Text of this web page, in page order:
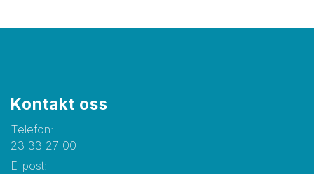
Kontakt oss
Telefon:
23 33 27 00
E-post: